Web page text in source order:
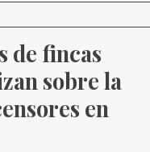
de fincas
sobre la
en